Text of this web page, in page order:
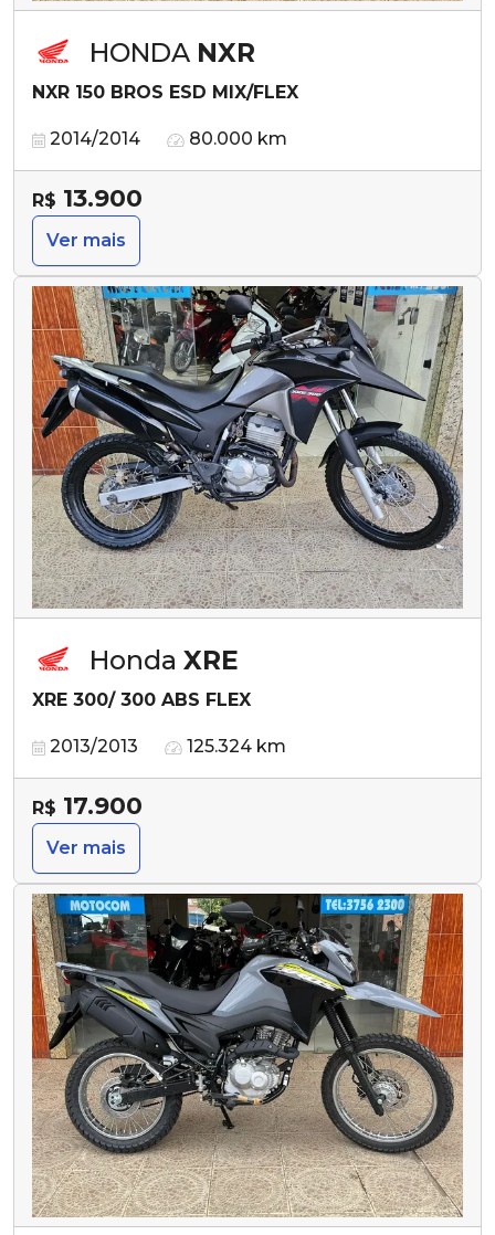
HONDA NXR
NXR 150 BROS ESD MIX/FLEX
2014/2014 80.000 km
R$ 13.900
Ver mais
Honda XRE
XRE 300/ 300 ABS FLEX
2013/2013 125.324 km
R$ 17.900
Ver mais